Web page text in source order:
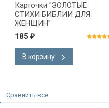
Карточки "ЗОЛОТЫЕ
СТИХИ БИБЛИИ ДЛЯ
ЖЕНЩИН"
185 ₽
В корзину